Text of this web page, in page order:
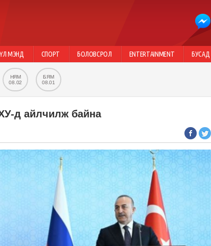
МЭНД СПОРТ БОЛОВСРОЛ ENTERTAINMENT БУСАД
НЯМ
08.02
БЯМ
08.01
д айлчилж байна